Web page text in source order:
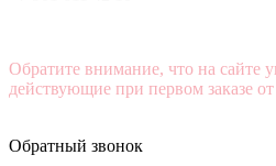
Обратите внимание, что на сайте
действующие при первом заказе
Обратный звонок